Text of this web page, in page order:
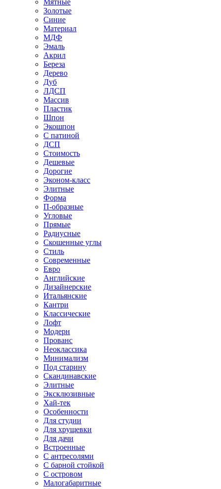
Мятные
Золотые
Синие
Материал
МДФ
Эмаль
Акрил
Береза
Дерево
Дуб
ЛДСП
Массив
Пластик
Шпон
Экошпон
С патиной
ДСП
Стоимость
Дешевые
Дорогие
Эконом-класс
Элитные
Форма
П-образные
Угловые
Прямые
Радиусные
Скошенные углы
Стиль
Современные
Евро
Английские
Дизайнерские
Итальянские
Кантри
Классические
Лофт
Модерн
Прованс
Неоклассика
Минимализм
Под старину
Скандинавские
Элитные
Эксклюзивные
Хай-тек
Особенности
Для студии
Для хрущевки
Для дачи
Встроенные
С антресолями
С барной стойкой
С островом
Малогабаритные